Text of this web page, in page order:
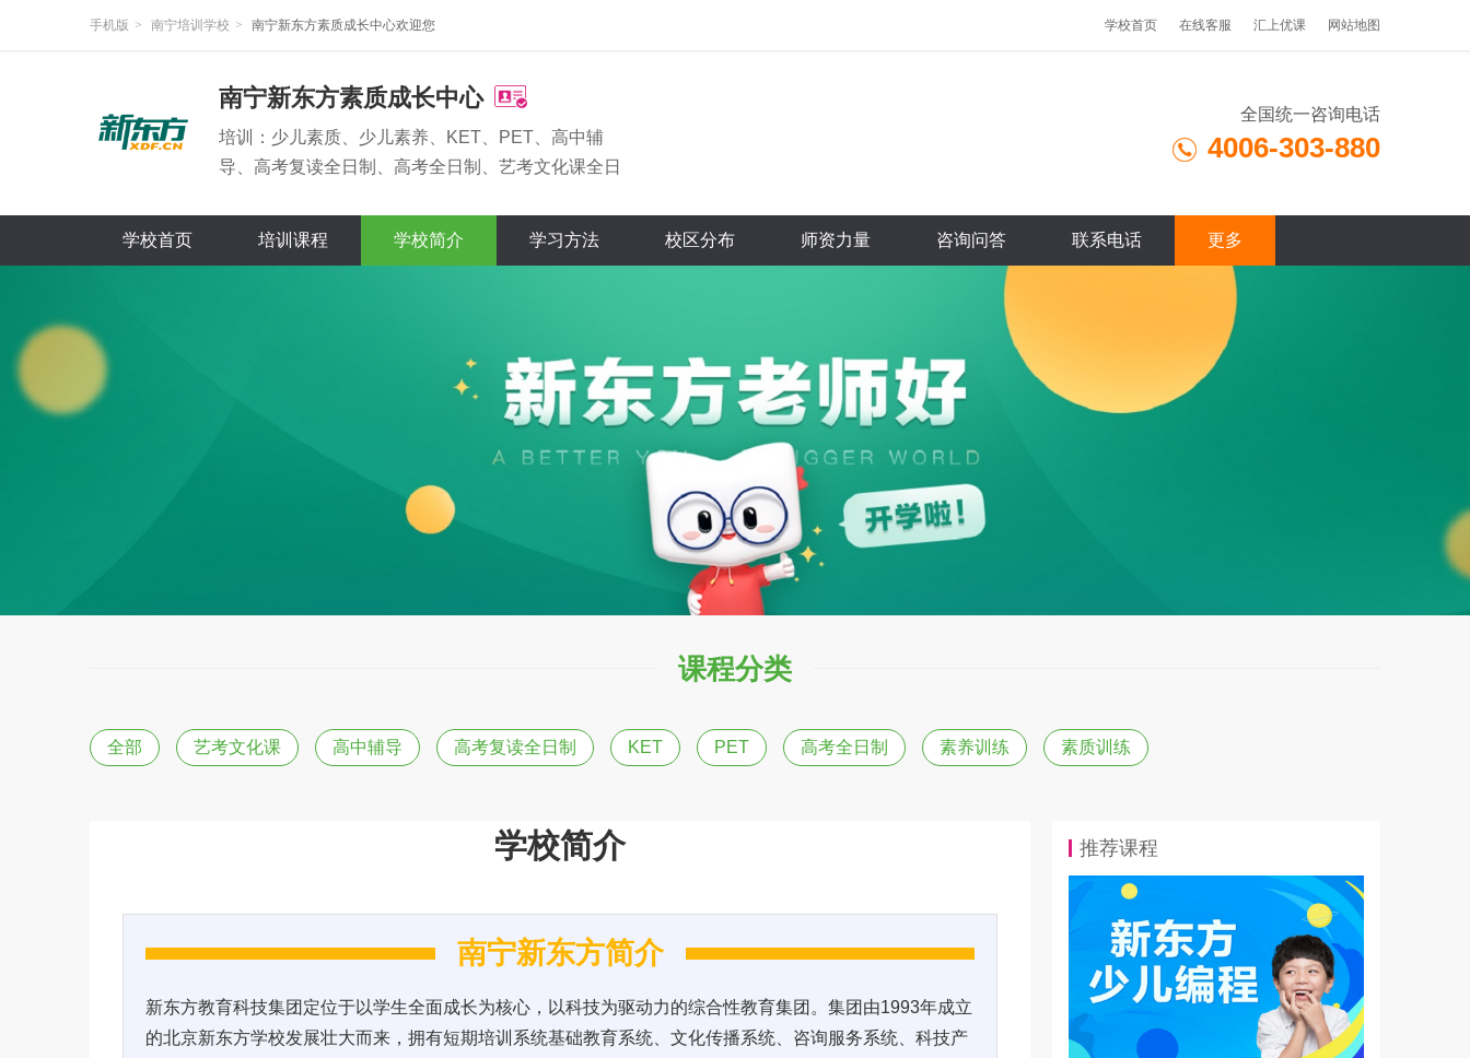
手机版 > 南宁培训学校 > 南宁新东方素质成长中心欢迎您 学校首页 在线客服 汇上优课 网站地图
南宁新东方素质成长中心
培训：少儿素质、少儿素养、KET、PET、高中辅
导、高考复读全日制、高考全日制、艺考文化课全日
全国统一咨询电话
4006-303-880
学校首页 培训课程 学校简介 学习方法 校区分布 师资力量 咨询问答 联系电话 更多
课程分类
全部 艺考文化课 高中辅导 高考复读全日制 KET PET 高考全日制 素养训练 素质训练
学校简介
南宁新东方简介
新东方教育科技集团定位于以学生全面成长为核心，以科技为驱动力的综合性教育集团。集团由1993年成立
的北京新东方学校发展壮大而来，拥有短期培训系统基础教育系统、文化传播系统、咨询服务系统、科技产
推荐课程